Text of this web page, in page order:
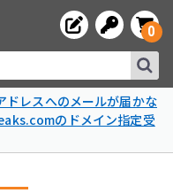
0
ドレスへのメールが届かな
のドメイン指定受